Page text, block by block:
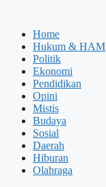
Home
Hukum & HAM
Politik
Ekonomi
Pendidikan
Opini
Mistis
Budaya
Sosial
Daerah
Hiburan
Olahraga